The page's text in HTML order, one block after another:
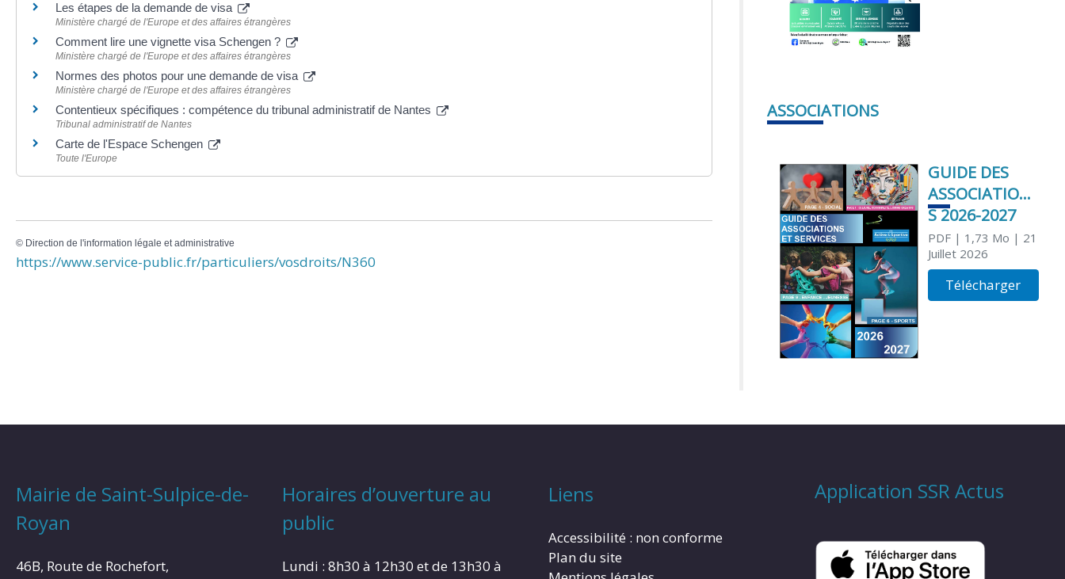
Les étapes de la demande de visa
Ministère chargé de l'Europe et des affaires étrangères
Comment lire une vignette visa Schengen ?
Ministère chargé de l'Europe et des affaires étrangères
Normes des photos pour une demande de visa
Ministère chargé de l'Europe et des affaires étrangères
Contentieux spécifiques : compétence du tribunal administratif de Nantes
Tribunal administratif de Nantes
Carte de l'Espace Schengen
Toute l'Europe
© Direction de l'information légale et administrative
https://www.service-public.fr/particuliers/vosdroits/N360
ASSOCIATIONS
GUIDE DES
ASSOCIATION
S 2026-2027
PDF| 1,73 Mo | 21
Juillet 2026
Télécharger
Mairie de Saint-Sulpice-de-
Royan
46B, Route de Rochefort,
Horaires d’ouverture au
public
Lundi : 8h30 à 12h30 et de 13h30 à
Liens
Accessibilité : non conforme
Plan du site
Application SSR Actus